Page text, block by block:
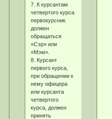
7. К курсантам
четвертого курса
первокурсник
должен
обращаться
«Сэр» или
«Мэм».
8. Курсант
первого курса,
при обращении к
нему офицера
или курсанта
четвертого
курса, должен
принять